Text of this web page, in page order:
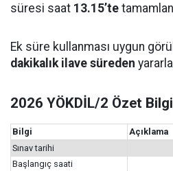
süresi saat 13.15’te
Ek süre kullanması uygun
dakikalık ilave süreden
2026 YÖKDİL/2 Özet
Bilgi
Açıklama
Sınav tarihi
Başlangıç saati